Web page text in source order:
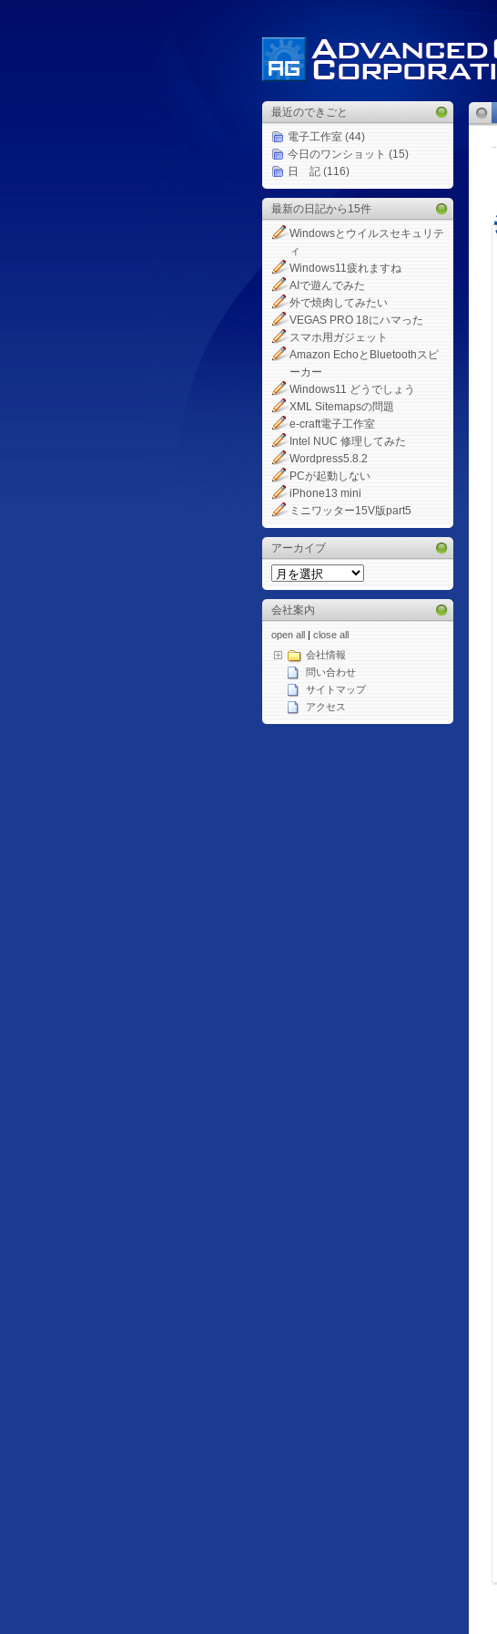
最近のできごと
電子工作室 (44)
今日のワンショット (15)
日 記 (116)
最新の日記から15件
Windowsとウイルスセキュリテ
ィ
Windows11疲れますね
AIで遊んでみた
外で焼肉してみたい
VEGAS PRO 18にハマった
スマホ用ガジェット
Amazon EchoとBluetoothスピ
ーカー
Windows11 どうでしょう
XML Sitemapsの問題
e-craft電子工作室
Intel NUC 修理してみた
Wordpress5.8.2
PCが起動しない
iPhone13 mini
ミニワッター15V版part5
アーカイブ
会社案内
open all | close all
会社情報
問い合わせ
サイトマップ
アクセス